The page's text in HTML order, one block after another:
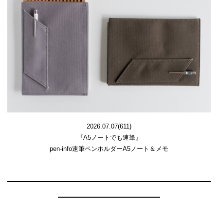
2026.07.07(611)
『A5ノートでも速筆』
pen-info速筆ペンホルダーA5ノート＆メモ